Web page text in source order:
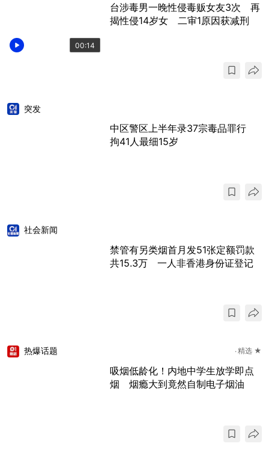
00:14
台涉毒男一晚性侵毒贩女友3次 再
揭性侵14岁女 二审1原因获减刑
突发
中区警区上半年录37宗毒品罪行
拘41人最细15岁
社会新闻
禁管有另类烟首月发51张定额罚款
共15.3万 一人非香港身份证登记
热爆话题 精选 ★
吸烟低龄化！内地中学生放学即点
烟 烟瘾大到竟然自制电子烟油